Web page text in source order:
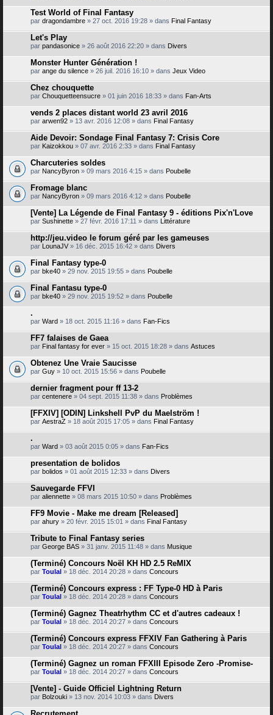
Test World of Final Fantasy
par dragondambre » 27 oct. 2016 19:28 » dans Final Fantasy
Let's Play
par pandasonice » 26 août 2016 22:20 » dans Divers
Monster Hunter Génération !
par ange du silence » 26 juil. 2016 16:10 » dans Jeux Video
Chez chouquette
par Chouquetteensucre » 01 juin 2016 18:33 » dans Fan-Arts
vends 2 places distant world 23 avril 2016
par arwen92 » 13 avr. 2016 12:08 » dans Final Fantasy
Aide Devoir: Sondage Final Fantasy 7: Crisis Core
par Kaizokkou » 07 avr. 2016 2:33 » dans Final Fantasy
Charcuteries soldes
par NancyByron » 09 mars 2016 4:15 » dans Poubelle
Fromage blanc
par NancyByron » 09 mars 2016 4:12 » dans Poubelle
[Vente] La Légende de Final Fantasy 9 - éditions Pix'n'Love
par Sushinette » 27 févr. 2016 17:11 » dans Littérature
http://jeu.video le forum géré par les gameuses
par LounaJV » 16 déc. 2015 16:42 » dans Divers
Final Fantasy type-0
par bke40 » 29 nov. 2015 19:55 » dans Poubelle
Final Fantasu type-0
par bke40 » 29 nov. 2015 19:52 » dans Poubelle
.
par Ward » 18 oct. 2015 11:16 » dans Fan-Fics
FF7 falaises de Gaea
par Final fantasy for ever » 15 oct. 2015 18:28 » dans Astuces
Obtenez Une Vraie Saucisse
par Guy » 10 oct. 2015 15:56 » dans Poubelle
dernier fragment pour ff 13-2
par centenere » 04 sept. 2015 11:38 » dans Problèmes
[FFXIV] [ODIN] Linkshell PvP du Maelström !
par AestraZ » 18 août 2015 17:05 » dans Final Fantasy
.
par Ward » 03 août 2015 0:05 » dans Fan-Fics
presentation de bolidos
par bolidos » 01 août 2015 12:33 » dans Divers
Sauvegarde FFVI
par aliennette » 08 mars 2015 10:50 » dans Problèmes
FF9 Movie - Make me dream [Released]
par ahury » 20 févr. 2015 15:01 » dans Final Fantasy
Tribute to Final Fantasy series
par George BAS » 31 janv. 2015 11:48 » dans Musique
(Terminé) Concours Noël KH HD 2.5 ReMIX
par Toulal » 18 déc. 2014 20:28 » dans Concours
(Terminé) Concours express : FF Type-0 HD à Paris
par Toulal » 18 déc. 2014 20:28 » dans Concours
(Terminé) Gagnez Theatrhythm CC et d'autres cadeaux !
par Toulal » 18 déc. 2014 20:27 » dans Concours
(Terminé) Concours express FFXIV Fan Gathering à Paris
par Toulal » 18 déc. 2014 20:27 » dans Concours
(Terminé) Gagnez un roman FFXIII Episode Zero -Promise-
par Toulal » 18 déc. 2014 20:27 » dans Concours
[Vente] - Guide Officiel Lightning Return
par Bolzouki » 13 nov. 2014 10:03 » dans Divers
Recrutement